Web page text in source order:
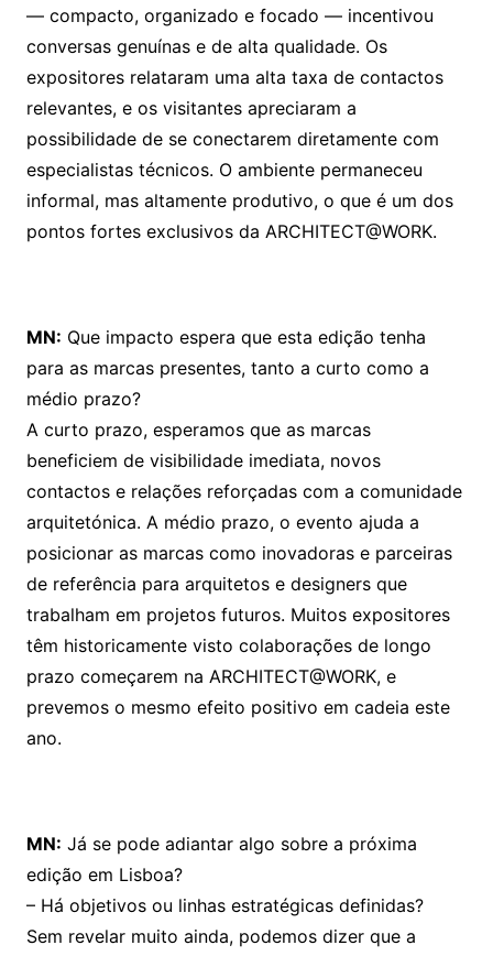
— compacto, organizado e focado — incentivou
conversas genuínas e de alta qualidade. Os
expositores relataram uma alta taxa de contactos
relevantes, e os visitantes apreciaram a
possibilidade de se conectarem diretamente com
especialistas técnicos. O ambiente permaneceu
informal, mas altamente produtivo, o que é um dos
pontos fortes exclusivos da ARCHITECT@WORK.
MN: Que impacto espera que esta edição tenha
para as marcas presentes, tanto a curto como a
médio prazo?
A curto prazo, esperamos que as marcas
beneficiem de visibilidade imediata, novos
contactos e relações reforçadas com a comunidade
arquitetónica. A médio prazo, o evento ajuda a
posicionar as marcas como inovadoras e parceiras
de referência para arquitetos e designers que
trabalham em projetos futuros. Muitos expositores
têm historicamente visto colaborações de longo
prazo começarem na ARCHITECT@WORK, e
prevemos o mesmo efeito positivo em cadeia este
ano.
MN: Já se pode adiantar algo sobre a próxima
edição em Lisboa?
– Há objetivos ou linhas estratégicas definidas?
Sem revelar muito ainda, podemos dizer que a